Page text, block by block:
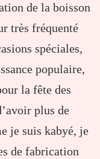
de la boisson
très fréquenté
spéciales,
populaire,
la fête des
plus de
je suis kabyé, je
de fabrication